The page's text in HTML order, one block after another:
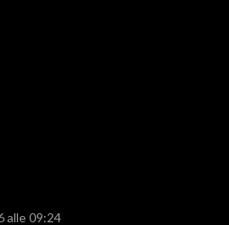
alle 09:24